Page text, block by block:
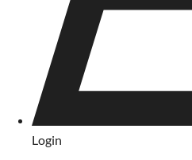
Login